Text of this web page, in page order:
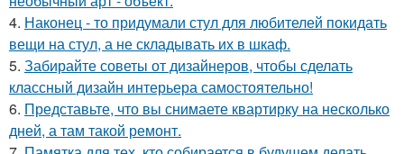
4. Наконец - то придумали стул для любителей покидать
вещи на стул, а не складывать их в шкаф.
5. Забирайте советы от дизайнеров, чтобы сделать
классный дизайн интерьера самостоятельно!
6. Представьте, что вы снимаете квартирку на несколько
дней, а там такой ремонт.